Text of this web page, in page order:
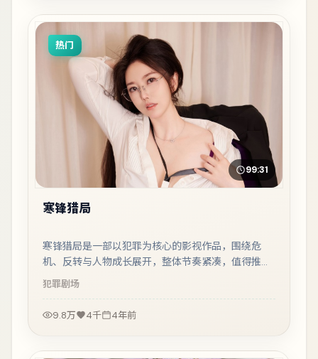
热门
99:31
寒锋猎局
寒锋猎局是一部以犯罪为核心的影视作品，围绕危
机、反转与人物成长展开，整体节奏紧凑，值得推荐
观看。
犯罪剧场
9.8万 4千 4年前